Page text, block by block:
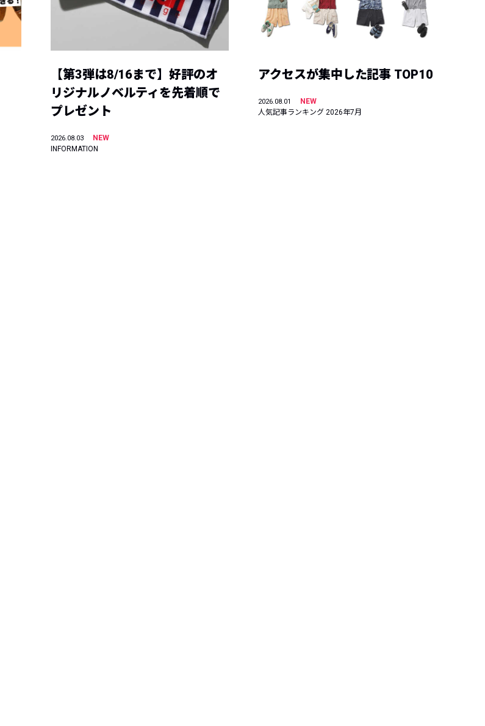
【第3弾は8/16まで】好評のオ
リジナルノベルティを先着順で
プレゼント
2026.08.03
NEW
INFORMATION
アクセスが集中した記事 TOP10
2026.08.01
NEW
人気記事ランキング 2026年7月